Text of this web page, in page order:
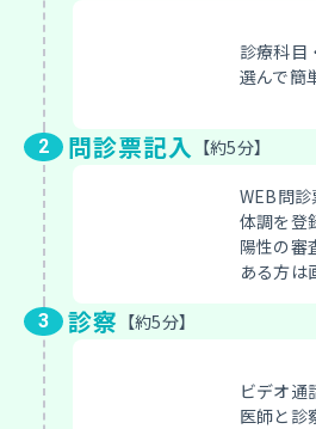
診療科目
選んで簡
問診票記入 約5分
WEB問診
体調を登
陽性の審
ある方は
診察 約5分
ビデオ通
医師と診